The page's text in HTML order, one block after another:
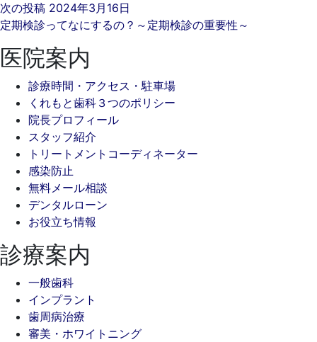
次の投稿 2024年3月16日
定期検診ってなにするの？～定期検診の重要性～
医院案内
診療時間・アクセス・駐車場
くれもと歯科３つのポリシー
院長プロフィール
スタッフ紹介
トリートメントコーディネーター
感染防止
無料メール相談
デンタルローン
お役立ち情報
診療案内
一般歯科
インプラント
歯周病治療
審美・ホワイトニング